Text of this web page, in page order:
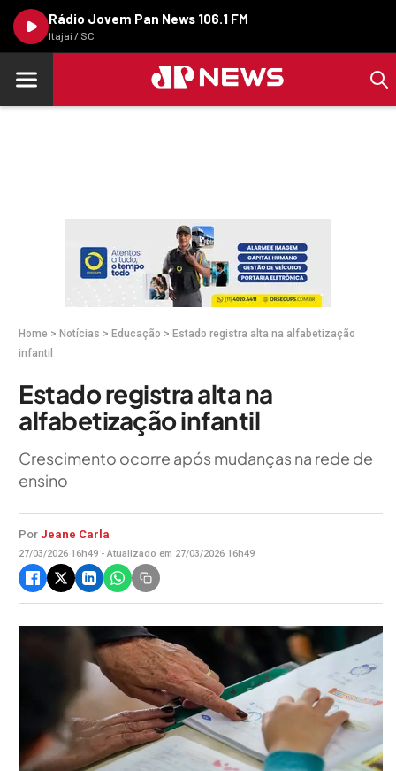
Rádio Jovem Pan News 106.1 FM
Itajaí / SC
Home > Notícias > Educação > Estado registra alta na alfabetização
infantil
Estado registra alta na
alfabetização infantil
Crescimento ocorre após mudanças na rede de
ensino
Por Jeane Carla
27/03/2026 16h49 - Atualizado em 27/03/2026 16h49